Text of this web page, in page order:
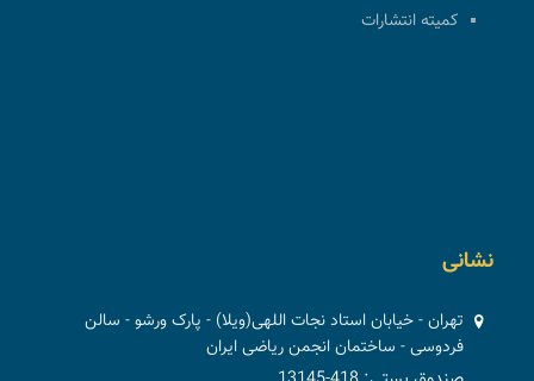
کمیته انتشارات
نشانی
تهران - خیابان استاد نجات اللهی(ویلا) - پارک ورشو - سالن
فردوسی - ساختمان انجمن ریاضی ایران